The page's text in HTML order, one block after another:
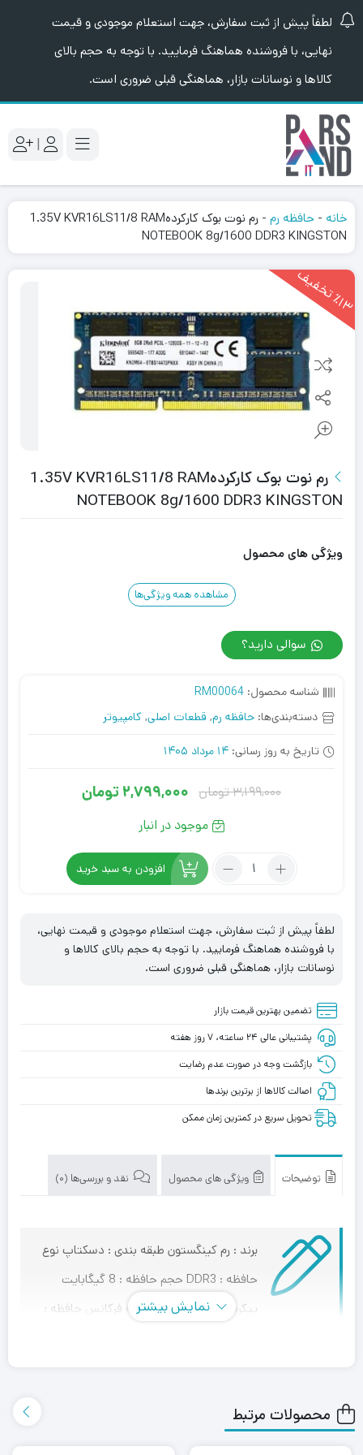
لطفاً پیش از ثبت سفارش، جهت استعلام موجودی و قیمت
نهایی، با فروشنده هماهنگ فرمایید. با توجه به حجم بالای
کالاها و نوسانات بازار، هماهنگی قبلی ضروری است.
|
خانه - حافظه رم -
رم نوت بوک کارکرده1.35V KVR16LS11/8 RAM
NOTEBOOK 8g/1600 DDR3 KINGSTON
٪1
3
ت
خ
ف
یف
رم نوت بوک کارکرده1.35V KVR16LS11/8 RAM
NOTEBOOK 8g/1600 DDR3 KINGSTON
ویژگی های محصول
مشاهده همه ویژگی‌ها
سوالی دارید؟
شناسه محصول: RM00064
دسته‌بندی‌ها: حافظه رم, قطعات اصلی, کامپیوتر
تاریخ به روز رسانی: 14 مرداد 1405
3,199,000تومان
قیمت
اصلی:
3,199,000
تومان
2,799,000 تومان
قیمت
فعلی:
2,799,000
تومان.
موجود در انبار
تعداد:
کارکرده1.35V
KVR16LS11/8
8g/1600
DDR3
افزودن به سبد خرید
لطفاً پیش از ثبت سفارش، جهت استعلام موجودی و قیمت نهایی،
با فروشنده هماهنگ فرمایید. با توجه به حجم بالای کالاها و
نوسانات بازار، هماهنگی قبلی ضروری است.
تضمین بهترین قیمت بازار
پشتیبانی عالی ۲۴ ساعته، ۷ روز هفته
بازگشت وجه در صورت عدم رضایت
اصالت کالاها از برترین برندها
تحویل سریع در کمترین زمان ممکن
توضیحات ویژگی های محصول نقد و بررسی‌ها (0)
برند : رم کینگستون طبقه بندی : دسکتاپ نوع
حافظه : DDR3 حجم حافظه : 8 گیگابایت
پیکربندی حافظه : تک کاناله فرکانس حافظه :
KINGSTON
نمایش بیشتر
محصولات مرتبط